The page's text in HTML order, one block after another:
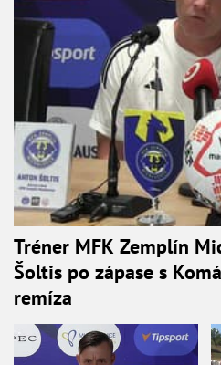
Tréner MFK Zemplín
Šoltis po zápase s
remíza